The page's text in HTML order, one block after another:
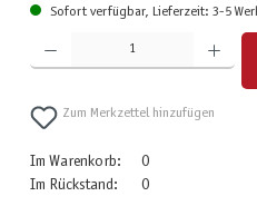
Sofort verfügbar, Lieferzeit: 3-5
Produkt Anzahl: Gib den gewünschten Wert ein
Zum Merkzettel hinzufügen
Im Warenkorb:
0
Im Rückstand:
0